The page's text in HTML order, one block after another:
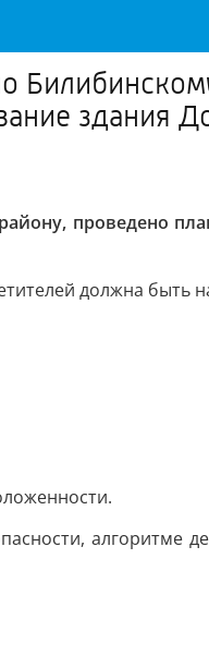
здания
проведено
должна быть
алгоритме